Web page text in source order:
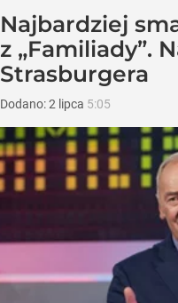
Najbardziej
z „Familiady”.
Strasburgera
Dodano:2 lipca 5:05